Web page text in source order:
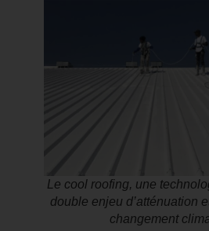
Le cool roofing, une
double enjeu d’atténuation
changement